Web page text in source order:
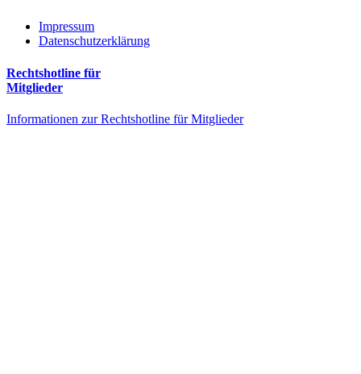
Impressum
Datenschutzerklärung
Rechtshotline für
Mitglieder
Informationen zur Rechtshotline für Mitglieder